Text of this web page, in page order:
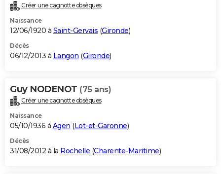
Créer une cagnotte obsèques
Naissance
12/06/1920 à Saint-Gervais (Gironde)
Décès
06/12/2013 à Langon (Gironde)
Guy NODENOT (75 ans)
Créer une cagnotte obsèques
Naissance
05/10/1936 à Agen (Lot-et-Garonne)
Décès
31/08/2012 à la Rochelle (Charente-Maritime)